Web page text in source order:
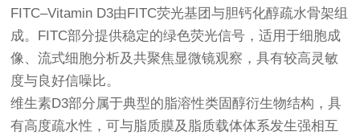
FITC–Vitamin D3由FITC荧光基团与胆钙化醇疏水骨架组
成。FITC部分提供稳定的绿色荧光信号，适用于细胞成
像、流式细胞分析及共聚焦显微镜观察，具有较高灵敏
度与良好信噪比。
维生素D3部分属于典型的脂溶性类固醇衍生物结构，具
有高度疏水性，可与脂质膜及脂质载体体系发生强相互